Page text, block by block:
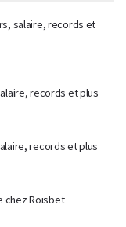
salaire, records et
records et plus
records et plus
chez Roisbet